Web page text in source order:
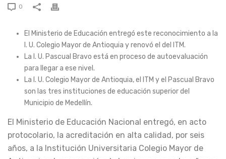
0
El Ministerio de Educación entregó este reconocimiento a la
I. U. Colegio Mayor de Antioquia y renovó el del ITM.
La I. U. Pascual Bravo está en proceso de autoevaluación
para llegar a ese nivel.
La I. U. Colegio Mayor de Antioquia, el ITM y el Pascual Bravo
son las tres instituciones de educación superior del
Municipio de Medellín.
El Ministerio de Educación Nacional entregó, en acto
protocolario, la acreditación en alta calidad, por seis
años, a la Institución Universitaria Colegio Mayor de